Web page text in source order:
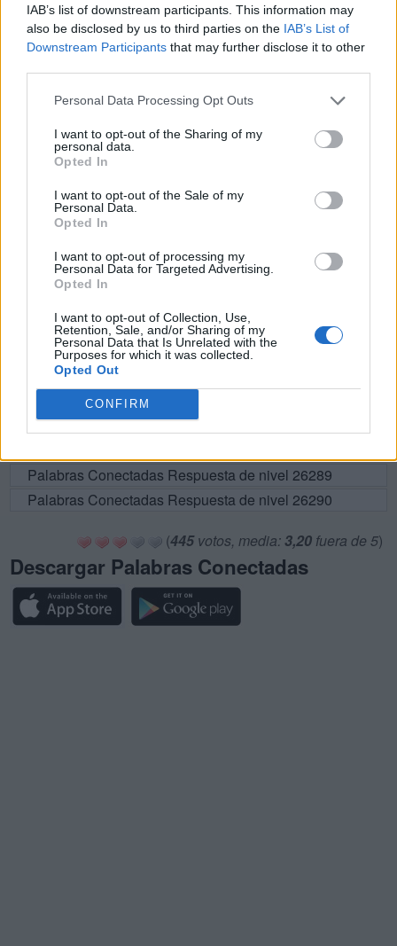
IAB’s list of downstream participants. This information may
also be disclosed by us to third parties on the IAB’s List of
Downstream Participants that may further disclose it to other
Personal Data Processing Opt Outs
I want to opt-out of the Sharing of my
personal data.
Opted In
I want to opt-out of the Sale of my
Personal Data.
Opted In
I want to opt-out of processing my
Personal Data for Targeted Advertising.
Opted In
I want to opt-out of Collection, Use,
Retention, Sale, and/or Sharing of my
Personal Data that Is Unrelated with the
Purposes for which it was collected.
Opted Out
CONFIRM
E
N T
E
T
E M E
N
M
E N T E
BUSCAR MÁS
Por favor seleccione los niveles:
Palabras Conectadas Respuesta de nivel 26280
Palabras Conectadas Respuesta de nivel 26281
Palabras Conectadas Respuesta de nivel 26283
Palabras Conectadas Respuesta de nivel 26284
Palabras Conectadas Respuesta de nivel 26285
Palabras Conectadas Respuesta de nivel 26286
Palabras Conectadas Respuesta de nivel 26287
Palabras Conectadas Respuesta de nivel 26289
Palabras Conectadas Respuesta de nivel 26290
(445votos, media: 3,20 fuera de 5)
Descargar Palabras Conectadas